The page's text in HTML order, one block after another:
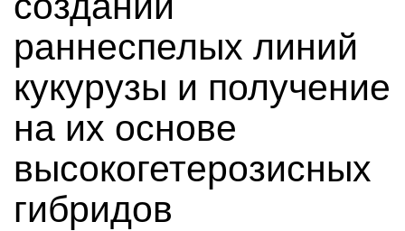
раннеспелых линий
кукурузы и получение
на их основе
высокогетерозисных
гибридов